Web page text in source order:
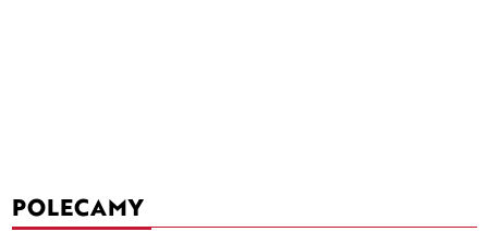
POLECAMY